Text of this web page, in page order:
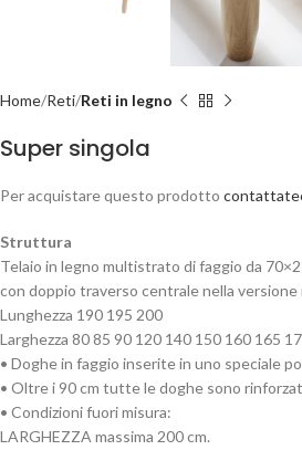
Home Reti Reti in legno
Super singola
Per acquistare questo prodotto
Struttura
Telaio in legno multistrato di faggio da
con doppio traverso centrale nella versione
Lunghezza 190 195 200
Larghezza 80 85 90 120 140 150 160 165
• Doghe in faggio inserite in uno speciale
• Oltre i 90 cm tutte le doghe sono
• Condizioni fuori misura:
LARGHEZZA massima 200 cm.